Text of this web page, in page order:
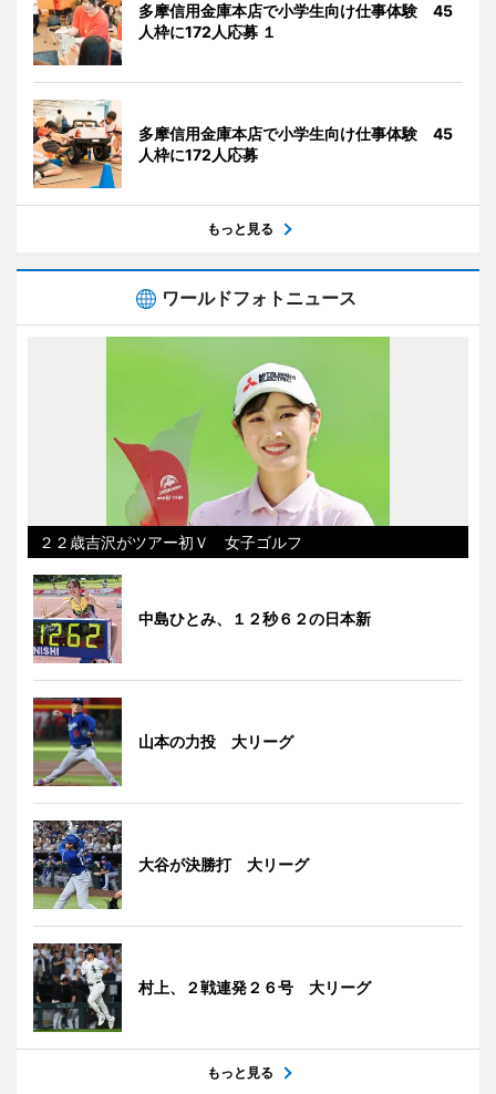
多摩信用金庫本店で小学生向け仕事体験 45
人枠に172人応募 １
多摩信用金庫本店で小学生向け仕事体験 45
人枠に172人応募
もっと見る
ワールドフォトニュース
２２歳吉沢がツアー初Ｖ 女子ゴルフ
中島ひとみ、１２秒６２の日本新
山本の力投 大リーグ
大谷が決勝打 大リーグ
村上、２戦連発２６号 大リーグ
もっと見る